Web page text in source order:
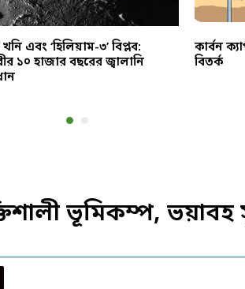
এবং ‘হিলিয়াম-৩’ বিপ্লব:
১০ হাজার বছরের জ্বালানি
কার্বন
বিতর্ক
ভূমিকম্প, ভয়াবহ